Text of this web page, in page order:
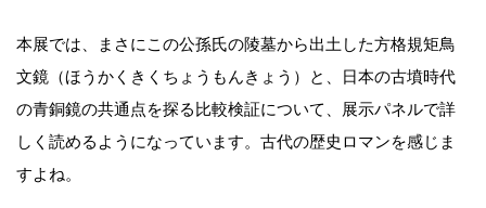
本展では、まさにこの公孫氏の陵墓から出土した方格規矩鳥
文鏡（ほうかくきくちょうもんきょう）と、日本の古墳時代
の青銅鏡の共通点を探る比較検証について、展示パネルで詳
しく読めるようになっています。古代の歴史ロマンを感じま
すよね。